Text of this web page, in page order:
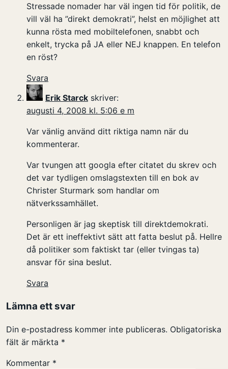
Stressade nomader har väl ingen tid för politik, de
vill väl ha ”direkt demokrati”, helst en möjlighet att
kunna rösta med mobiltelefonen, snabbt och
enkelt, trycka på JA eller NEJ knappen. En telefon
en röst?
Svara
Erik Starck skriver:
augusti 4, 2008 kl. 5:06 e m
Var vänlig använd ditt riktiga namn när du
kommenterar.
Var tvungen att googla efter citatet du skrev och
det var tydligen omslagstexten till en bok av
Christer Sturmark som handlar om
nätverkssamhället.
Personligen är jag skeptisk till direktdemokrati.
Det är ett ineffektivt sätt att fatta beslut på. Hellre
då politiker som faktiskt tar (eller tvingas ta)
ansvar för sina beslut.
Svara
Lämna ett svar
Din e-postadress kommer inte publiceras. Obligatoriska
fält är märkta *
Kommentar *